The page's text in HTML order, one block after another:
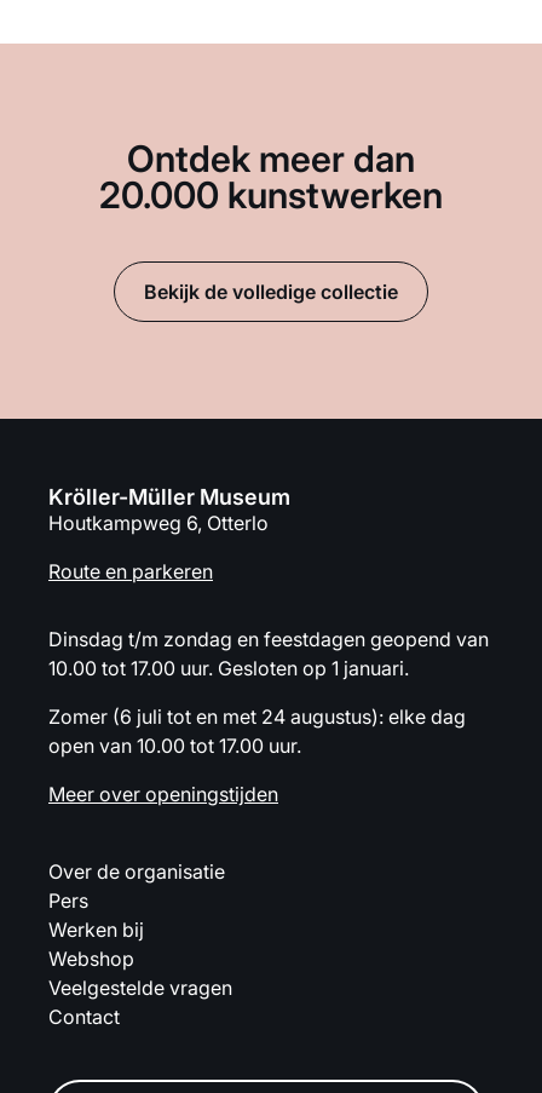
Ontdek meer dan
20.000 kunstwerken
Bekijk de volledige collectie
Kröller-Müller Museum
Houtkampweg 6, Otterlo
Route en parkeren
Dinsdag t/m zondag en feestdagen geopend van
10.00 tot 17.00 uur. Gesloten op 1 januari.
Zomer (6 juli tot en met 24 augustus): elke dag
open van 10.00 tot 17.00 uur.
Meer over openingstijden
Over de organisatie
Pers
Werken bij
Webshop
Veelgestelde vragen
Contact